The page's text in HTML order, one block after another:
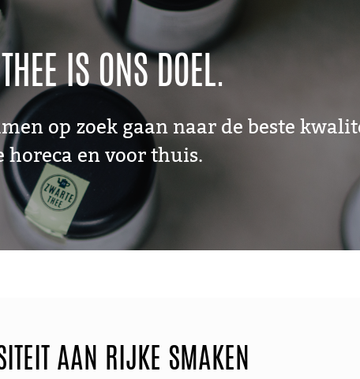
IS ONS DOEL.
op zoek gaan naar de beste
horeca en voor thuis.
AAN RIJKE SMAKEN